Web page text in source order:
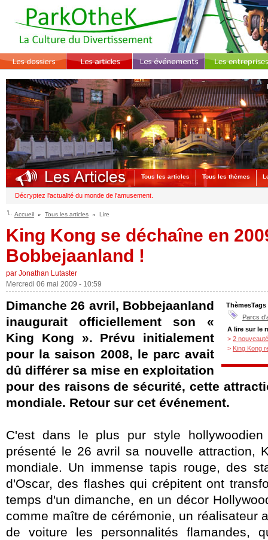
Tous les articles Tous les thèmes
Décryptez l'actualité du monde de l'amusement.
Accueil Tous les articles Lire
King Kong se déchaîne en
Bobbejaanland !
par Jonathan Lutaster
Mercredi 06 mai 2009 - 10:59
ThèmesTags
Parcs
A lire sur le
> 2
> King Kong
Dimanche 26 avril, Bobbejaanland
inaugurait officiellement son «
King Kong ». Prévu initialement
pour la saison 2008, le parc avait
dû différer sa mise en exploitation
pour des raisons de sécurité, cette
mondiale. Retour sur cet événement.
C'est dans le plus pur style
présenté le 26 avril sa nouvelle attraction,
mondiale. Un immense tapis rouge, des
d'Oscar, des flashes qui crépitent ont
temps d'un dimanche, en un décor
comme maître de cérémonie, un réalisateur
de voiture les personnalités flamandes,